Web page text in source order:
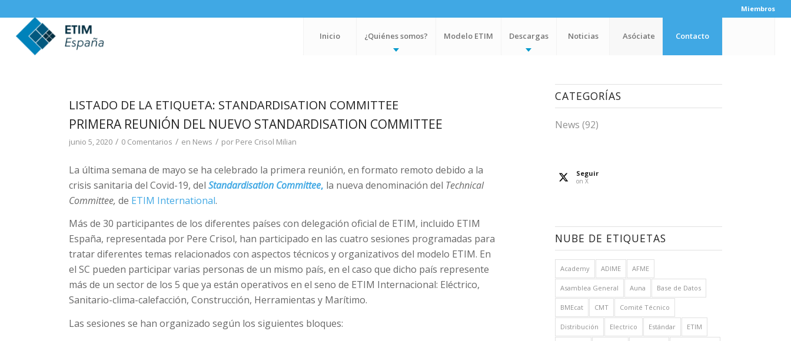
Miembros
Inicio ¿Quiénes somos? Modelo ETIM Descargas Noticias Asóciate Contacto
LISTADO DE LA ETIQUETA: STANDARDISATION COMMITTEE
PRIMERA REUNIÓN DEL NUEVO STANDARDISATION COMMITTEE
junio 5, 2020 / 0 Comentarios / en News / por Pere Crisol Milian
La última semana de mayo se ha celebrado la primera reunión, en formato remoto debido a la
crisis sanitaria del Covid-19, delStandardisation Committee, la nueva denominación del Technical
Committee, de ETIM International.
Más de 30 participantes de los diferentes países con delegación oficial de ETIM, incluido ETIM
España, representada por Pere Crisol, han participado en las cuatro sesiones programadas para
tratar diferentes temas relacionados con aspectos técnicos y organizativos del modelo ETIM. En
el SC pueden participar varias personas de un mismo país, en el caso que dicho país represente
más de un sector de los 5 que ya están operativos en el seno de ETIM Internacional: Eléctrico,
Sanitario-clima-calefacción, Construcción, Herramientas y Marítimo.
Las sesiones se han organizado según los siguientes bloques:
CATEGORÍAS
News (92)
Seguir
on X
NUBE DE ETIQUETAS
Academy ADIME AFME
Asamblea General Auna Base de Datos
BMEcat CMT Comité Técnico
Distribución Electrico Estándar ETIM